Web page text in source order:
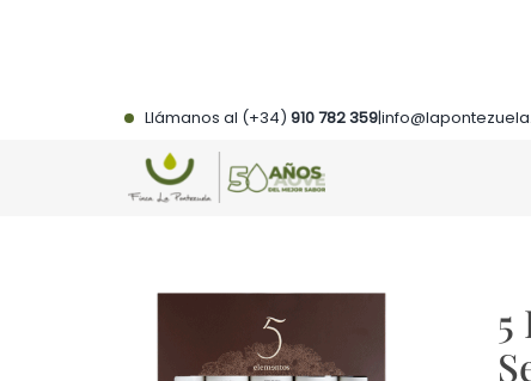
Llámanos al (+34) 910 782 359|
5